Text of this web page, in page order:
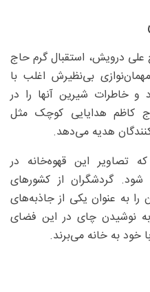
علی درویش، استقبال گرم حاج
بی‌نظیرش اغلب با
خاطرات شیرین آنها را در
کاظم هدایایی کوچک مثل
هدیه می‌دهد.
تصاویر این قهوه‌خانه در
شود. گردشگران از کشورهای
را به‌ عنوان یکی از جاذبه‌های
نوشیدن چای در این فضای
خود به خانه می‌برند.